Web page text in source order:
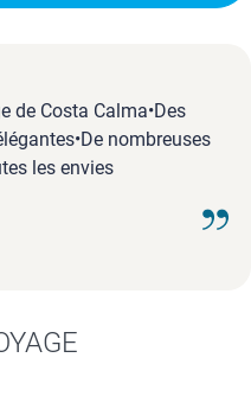
de Costa Calma•Des
nombreuses
les envies